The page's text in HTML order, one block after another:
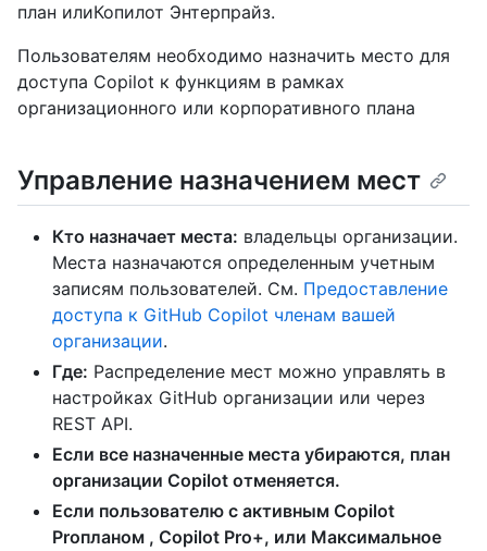
план илиКопилот Энтерпрайз.
Пользователям необходимо назначить место для
доступа Copilot к функциям в рамках
организационного или корпоративного плана
Управление назначением мест
Кто назначает места: владельцы организации.
Места назначаются определенным учетным
записям пользователей. См. Предоставление
доступа к GitHub Copilot членам вашей
организации.
Где: Распределение мест можно управлять в
настройках GitHub организации или через
REST API.
Если все назначенные места убираются, план
организации Copilot отменяется.
Если пользователю с активным Copilot
Proпланом , Copilot Pro+, или Максимальное